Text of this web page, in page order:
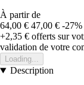
À partir de
64,00 € 47,00 € -27%
+2,35 € offerts sur
validation de votre
Loading...
Description